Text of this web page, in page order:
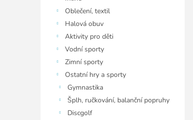
Oblečení, textil
Halová obuv
Aktivity pro děti
Vodní sporty
Zimní sporty
Ostatní hry a sporty
Gymnastika
Šplh, ručkování, balanční popruhy
Discgolf